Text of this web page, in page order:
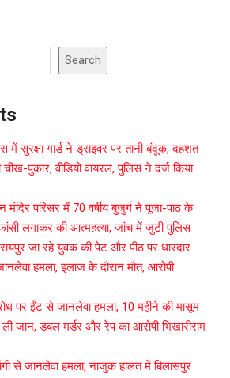
Search
सुरक्षा गार्ड ने ड्राइवर पर तानी बंदूक, दहशत
पुकार, वीडियो वायरल, पुलिस ने दर्ज किया
मंदिर परिसर में 70 वर्षीय बुजुर्ग ने पूजा-पाठ के
लगाकर की आत्महत्या, जांच में जुटी पुलिस
जा रहे युवक की पेट और पीठ पर धारदार
हमला, इलाज के दौरान मौत, आरोपी
पर ईंट से जानलेवा हमला, 10 महीने की मासूम
जान, डबल मर्डर और रेप का आरोपी भिखारीराम
से जानलेवा हमला, नाजुक हालत में बिलासपुर